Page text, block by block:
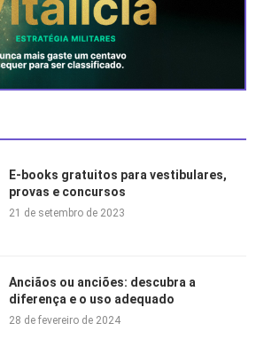
E-books gratuitos para vestibulares,
provas e concursos
21 de setembro de 2023
Anciãos ou anciões: descubra a
diferença e o uso adequado
28 de fevereiro de 2024